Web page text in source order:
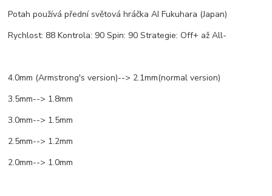
Potah používá přední světová hráčka AI Fukuhara (Japan)
Rychlost: 88 Kontrola: 90 Spin: 90 Strategie: Off+ až All-
4.0mm (Armstrong's version)--> 2.1mm(normal version)
3.5mm--> 1.8mm
3.0mm--> 1.5mm
2.5mm--> 1.2mm
2.0mm--> 1.0mm